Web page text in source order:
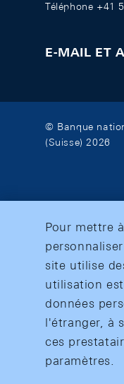
Téléphone +41
E-MAIL ET
© Banque
(Suisse) 2026
Pour mettre
site utilise
utilisation
données
l'étranger, à
ces
paramètres.